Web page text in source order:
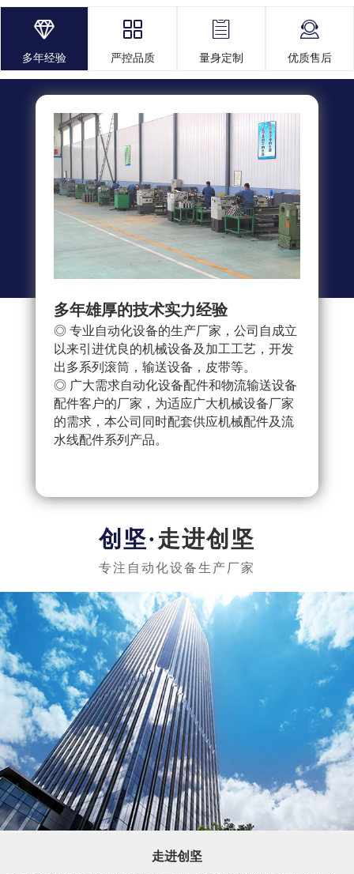

多年经验

严控品质

量身定制

优质售后
多年雄厚的技术实力经验
◎ 专业自动化设备的生产厂家，公司自成立
以来引进优良的机械设备及加工工艺，开发
出多系列滚筒，输送设备，皮带等。
◎ 广大需求自动化设备配件和物流输送设备
配件客户的厂家，为适应广大机械设备厂家
的需求，本公司同时配套供应机械配件及流
水线配件系列产品。
走进创坚
走进创坚